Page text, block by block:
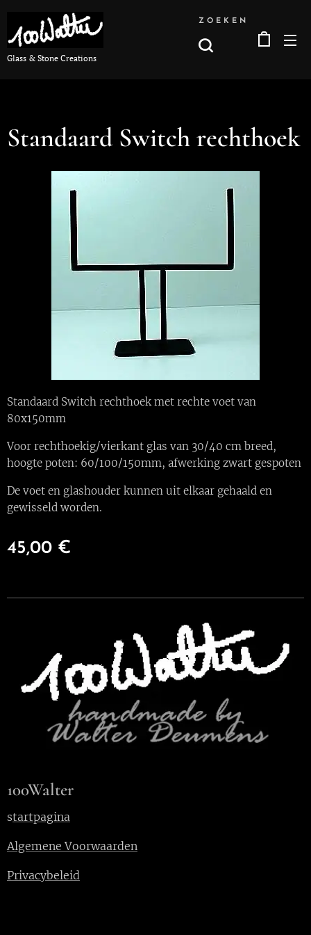
Glass & Stone Creations
ZOEKEN
Standaard Switch rechthoek
Standaard Switch rechthoek met rechte voet van
80x150mm
Voor rechthoekig/vierkant glas van 30/40 cm breed,
hoogte poten: 60/100/150mm, afwerking zwart gespoten
De voet en glashouder kunnen uit elkaar gehaald en
gewisseld worden.
45,00 €
100Walter
startpagina
Algemene Voorwaarden
Privacybeleid